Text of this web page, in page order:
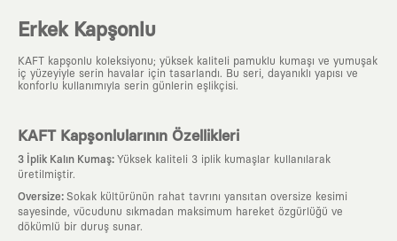
Erkek Kapşonlu
KAFT kapşonlu koleksiyonu; yüksek kaliteli pamuklu kumaşı ve yumuşak
iç yüzeyiyle serin havalar için tasarlandı. Bu seri, dayanıklı yapısı ve
konforlu kullanımıyla serin günlerin eşlikçisi.
KAFT Kapşonlularının Özellikleri
3 İplik Kalın Kumaş: Yüksek kaliteli 3 iplik kumaşlar kullanılarak
üretilmiştir.
Oversize: Sokak kültürünün rahat tavrını yansıtan oversize kesimi
sayesinde, vücudunu sıkmadan maksimum hareket özgürlüğü ve
dökümlü bir duruş sunar.